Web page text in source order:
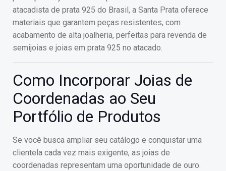
atacadista de prata 925 do Brasil, a Santa Prata oferece
materiais que garantem peças resistentes, com
acabamento de alta joalheria, perfeitas para revenda de
semijoias e joias em prata 925 no atacado.
Como Incorporar Joias de
Coordenadas ao Seu
Portfólio de Produtos
Se você busca ampliar seu catálogo e conquistar uma
clientela cada vez mais exigente, as joias de
coordenadas representam uma oportunidade de ouro.